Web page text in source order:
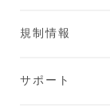
規制情報
サポート